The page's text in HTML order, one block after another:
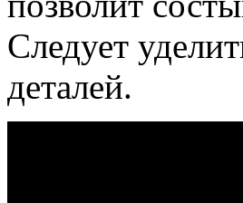
Следует
деталей.